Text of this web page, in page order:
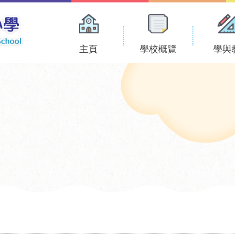
Main
navigation
主頁 學校概覽 學與